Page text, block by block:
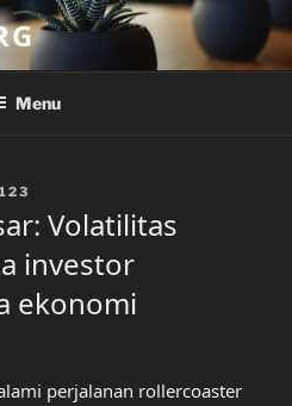
Menu
Volatilitas
investor
ekonomi
perjalanan rollercoaster